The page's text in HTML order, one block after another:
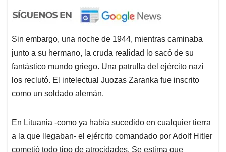
Sin embargo, una noche de 1944, mientras caminaba
junto a su hermano, la cruda realidad lo sacó de su
fantástico mundo griego. Una patrulla del ejército nazi
los reclutó. El intelectual Juozas Zaranka fue inscrito
como un soldado alemán.
En Lituania -como ya había sucedido en cualquier tierra
a la que llegaban- el ejército comandado por Adolf Hitler
cometió todo tipo de atrocidades. Se estima que